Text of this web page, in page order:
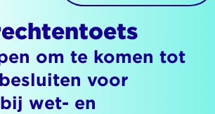
om te komen tot
voor
wet- en